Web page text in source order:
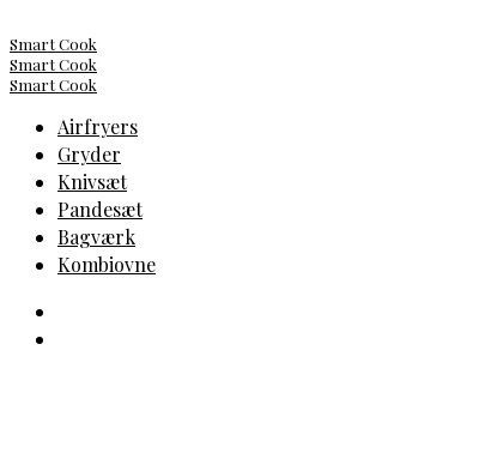
Smart Cook
Smart Cook
Smart Cook
Airfryers
Gryder
Knivsæt
Pandesæt
Bagværk
Kombiovne